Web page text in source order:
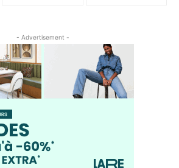
- Advertisement -